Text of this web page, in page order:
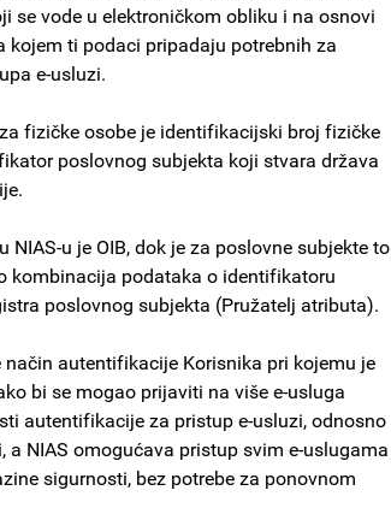
se vode u elektroničkom obliku i na osnovi
kojem ti podaci pripadaju potrebnih za
e-usluzi.
za fizičke osobe je identifikacijski broj fizičke
poslovnog subjekta koji stvara država
NIAS-u je OIB, dok je za poslovne subjekte to
kombinacija podataka o identifikatoru
poslovnog subjekta (Pružatelj atributa).
način autentifikacije Korisnika pri kojemu je
bi se mogao prijaviti na više e-usluga
autentifikacije za pristup e-usluzi, odnosno
NIAS omogućava pristup svim e-uslugama
sigurnosti, bez potrebe za ponovnom